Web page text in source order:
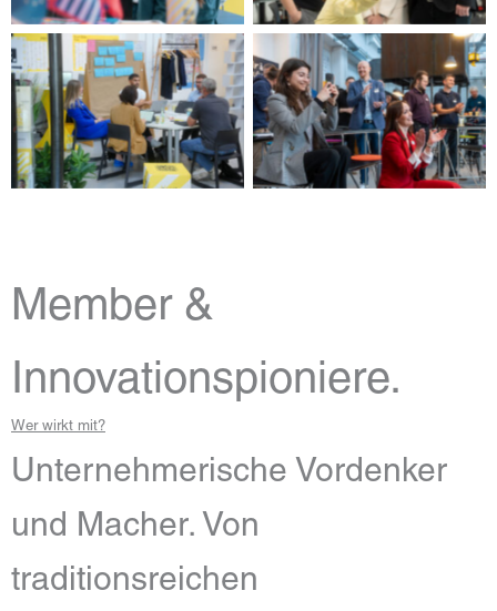
Member &
Innovationspioniere.
Wer wirkt mit?
Unternehmerische Vordenker
und Macher. Von
traditionsreichen